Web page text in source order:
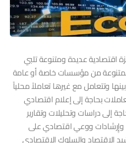
اقتصادية عديدة ومتنوعة تلبي
المتنوعة من مؤسسات خاصة أو عامة
وتتعامل مع غيرها تعاملاً محلياً
بحاجة إلى إعلام اقتصادي
دراسات وتحليلات وتقارير
وإٍرشادات ووعي اقتصادي على
الاقتصاد والسلوك الاقتصادي